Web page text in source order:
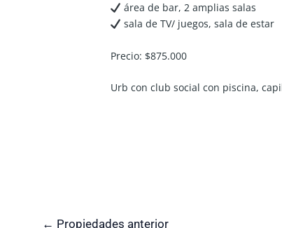
área de bar, 2 amplias salas
sala de TV/ juegos, sala de estar
Precio: $875.000
Urb con club social con piscina,
← Propiedades anterior